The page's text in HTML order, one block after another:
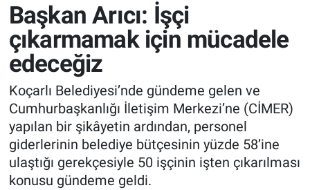
Başkan Arıcı: İşçi
çıkarmamak için mücadele
edeceğiz
Koçarlı Belediyesi’nde gündeme gelen ve
Cumhurbaşkanlığı İletişim Merkezi’ne (CİMER)
yapılan bir şikâyetin ardından, personel
giderlerinin belediye bütçesinin yüzde 58’ine
ulaştığı gerekçesiyle 50 işçinin işten çıkarılması
konusu gündeme geldi.